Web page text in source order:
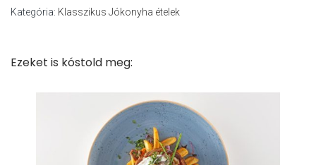
Kategória: Klasszikus Jókonyha ételek
Ezeket is kóstold meg: